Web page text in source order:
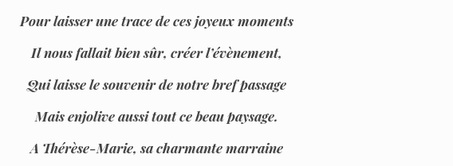
Pour laisser une trace de ces joyeux moments
Il nous fallait bien sûr, créer l’évènement,
Qui laisse le souvenir de notre bref passage
Mais enjolive aussi tout ce beau paysage.
A Thérèse-Marie, sa charmante marraine